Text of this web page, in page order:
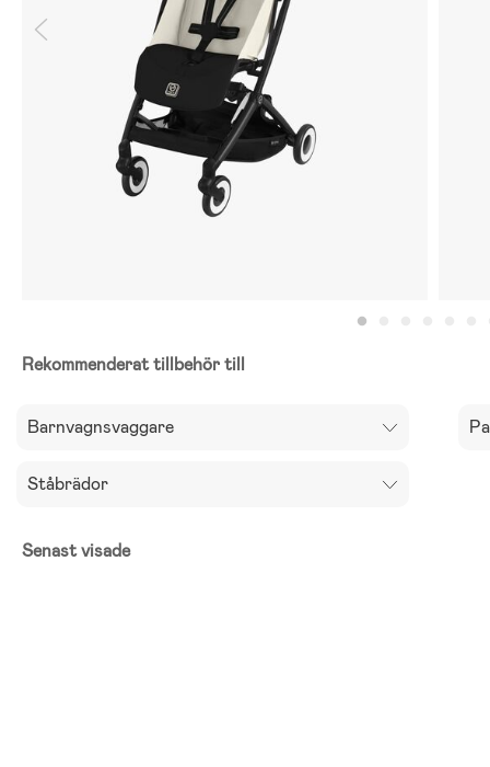
Rekommenderat tillbehör till
Barnvagnsvaggare
Ståbrädor
Senast visade